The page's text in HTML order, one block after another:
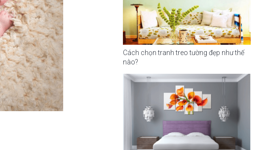
Cách chọn tranh treo tường đẹp như thế
nào?